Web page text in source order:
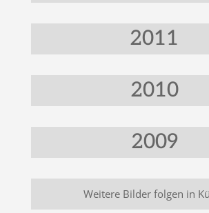
2011
2010
2009
Weitere Bilder folgen in